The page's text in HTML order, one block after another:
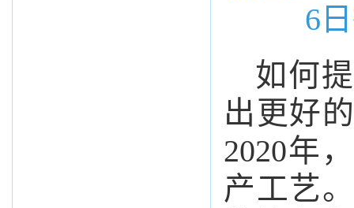
6
如何
出更好
2020年
产工艺